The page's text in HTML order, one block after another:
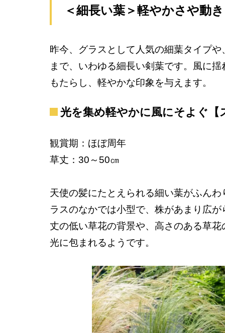
＜細長い葉＞軽やかさや動
昨今、グラスとして人気の細葉タイプ
まで、いわゆる細長い剣葉です。風に
もたらし、軽やかな印象を与えます。
光を集め軽やかに風にそよぐ【
観賞期：ほぼ周年
草丈：30～50㎝
天使の髪にたとえられる細い葉がふん
ラスのなかでは小型で、株があまり広
丈の低い草花の背景や、高さのある草
光に包まれるようです。